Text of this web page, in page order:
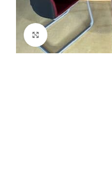
Agrandir